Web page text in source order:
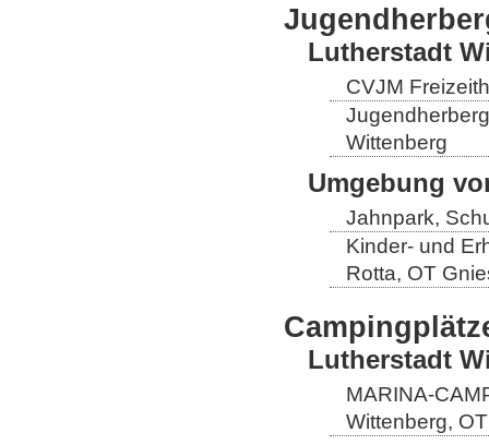
Lutherstadt
CVJM
Wittenberg
Umgebung
Jahnpark,
Kinder- und
Rotta, OT
Lutherstadt
MARINA-
Wittenberg,